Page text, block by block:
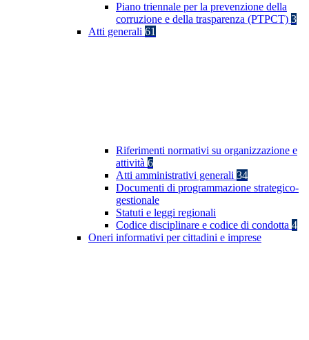
Piano triennale per la prevenzione della
corruzione e della trasparenza (PTPCT) 3
Atti generali 61
Riferimenti normativi su organizzazione e
attività 6
Atti amministrativi generali 34
Documenti di programmazione strategico-
gestionale
Statuti e leggi regionali
Codice disciplinare e codice di condotta 4
Oneri informativi per cittadini e imprese